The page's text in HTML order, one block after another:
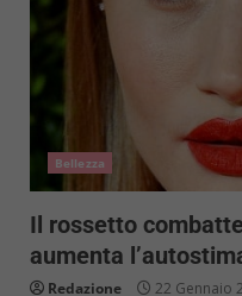
Bellezza
Il rossetto
aumenta
Redazione 22 Gennaio